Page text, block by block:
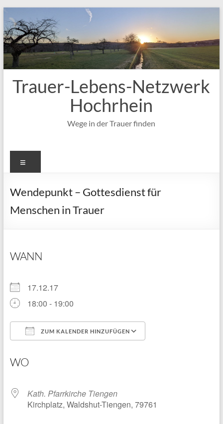
Inhalt
springen
Trauer-Lebens-Netzwerk
Hochrhein
Wege in der Trauer finden
Wendepunkt – Gottesdienst für
Menschen in Trauer
WANN
17.12.17
18:00 - 19:00
ZUM KALENDER HINZUFÜGEN
WO
Kath. Pfarrkirche Tiengen
Kirchplatz, Waldshut-Tiengen, 79761